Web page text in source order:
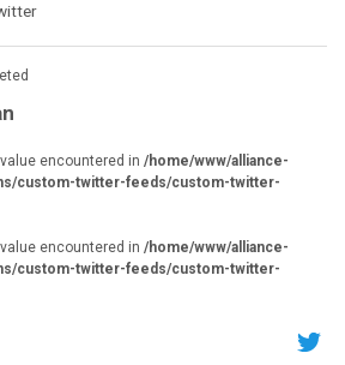
encountered in /home/www/alliance-
custom-twitter-feeds/custom-twitter-
encountered in /home/www/alliance-
custom-twitter-feeds/custom-twitter-